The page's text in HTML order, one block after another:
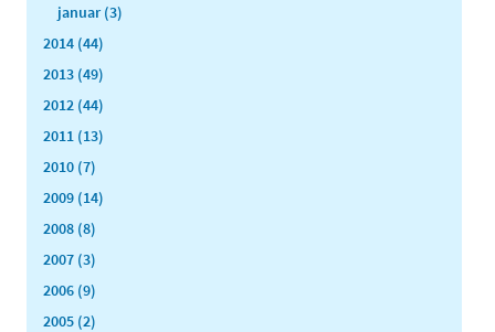
januar (3)
2014 (44)
2013 (49)
2012 (44)
2011 (13)
2010 (7)
2009 (14)
2008 (8)
2007 (3)
2006 (9)
2005 (2)